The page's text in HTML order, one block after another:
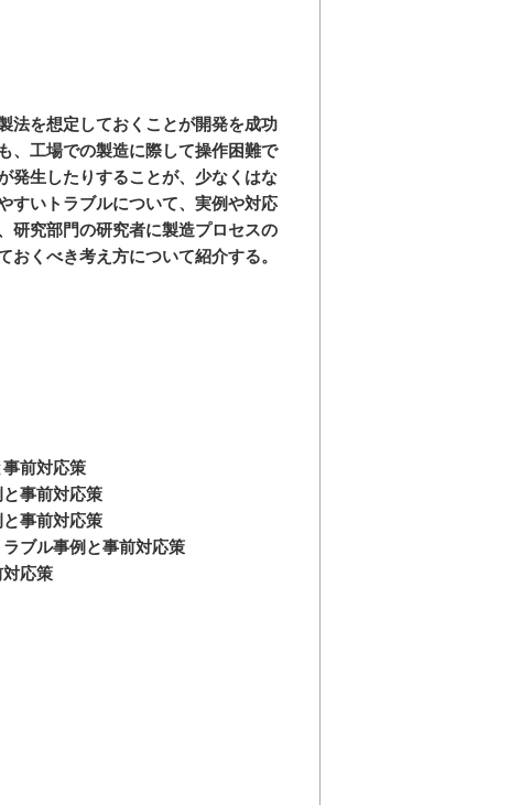
法を想定しておくことが開発を成功
、工場での製造に際して操作困難で
発生したりすることが、少なくはな
すいトラブルについて、実例や対応
研究部門の研究者に製造プロセスの
くべき考え方について紹介する。
事前対応策
と事前対応策
と事前対応策
ブル事例と事前対応策
対応策